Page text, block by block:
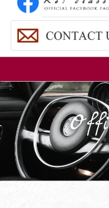
販売車
パーツ販売
買取査定